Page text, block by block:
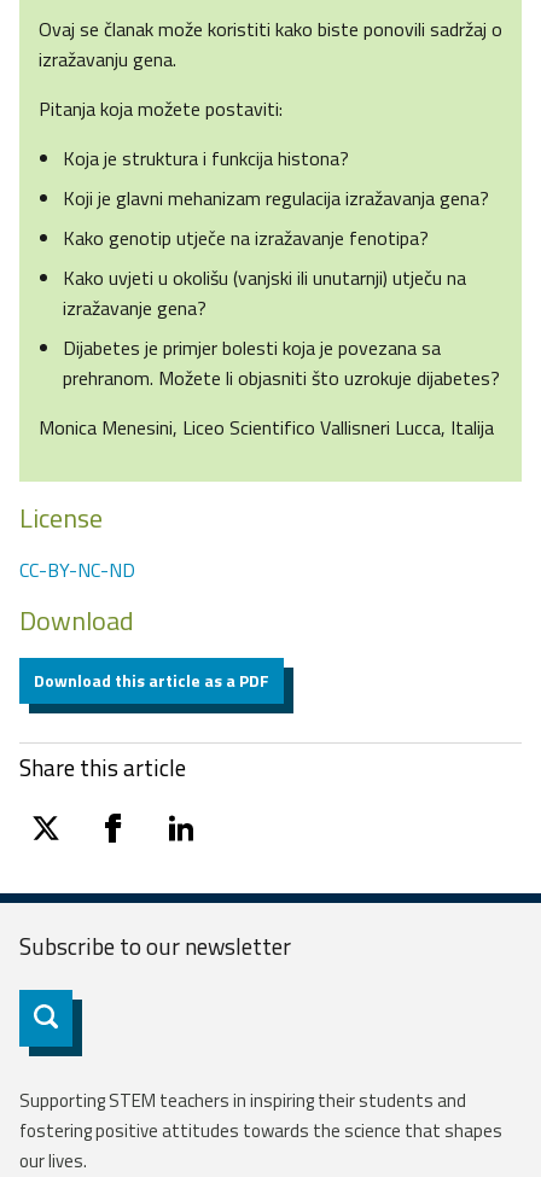
Ovaj se članak može koristiti kako biste ponovili sadržaj o
izražavanju gena.
Pitanja koja možete postaviti:
Koja je struktura i funkcija histona?
Koji je glavni mehanizam regulacija izražavanja gena?
Kako genotip utječe na izražavanje fenotipa?
Kako uvjeti u okolišu (vanjski ili unutarnji) utječu na
izražavanje gena?
Dijabetes je primjer bolesti koja je povezana sa
prehranom. Možete li objasniti što uzrokuje dijabetes?
Monica Menesini, Liceo Scientifico Vallisneri Lucca, Italija
License
CC-BY-NC-ND
Download
Download this article as a PDF
Share this article
twitter facebooklinkedin
Subscribe to ournewsletter
Subscribe
Supporting STEM teachers in inspiring their students and
fostering positive attitudes towards the science that shapes
our lives.